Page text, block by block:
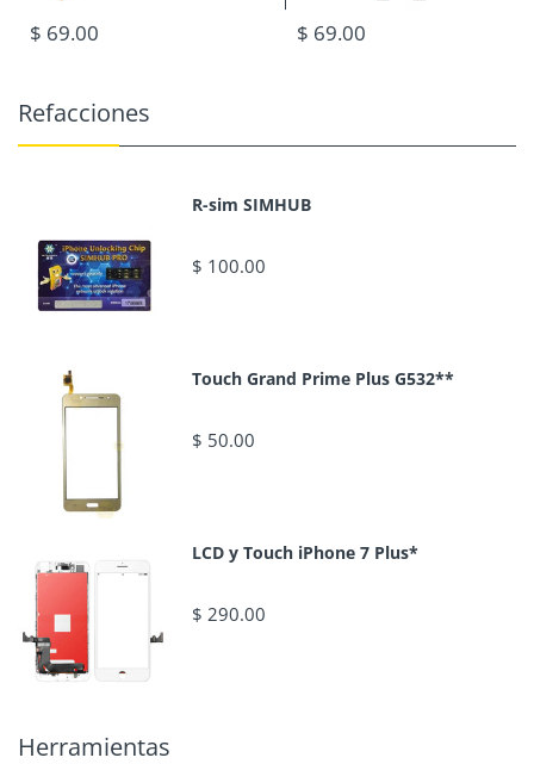
$ 69.00 $ 69.00
Refacciones
R-sim SIMHUB
$ 100.00
Touch Grand Prime Plus G532**
$ 50.00
LCD y Touch iPhone 7 Plus*
$ 290.00
Herramientas